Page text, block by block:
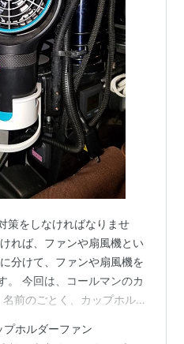
策をしなければなりませ
れば、ファンや扇風機とい
分けて、ファンや扇風機を
。 今回は、コールマンのカ
前のごとく、カップホルダ
うになっています。 ファ
プホルダーファン